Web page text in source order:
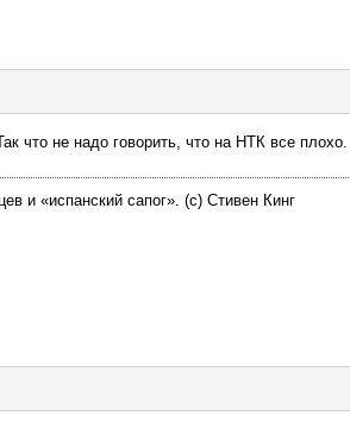
что не надо говорить, что на НТК все плохо.
и «испанский сапог». (с) Стивен Кинг